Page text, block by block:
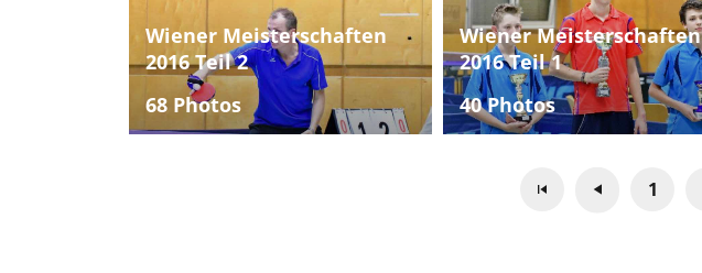
Wiener Meisterschaften
2016 Teil 2
68 Photos
Wiener Meisterschaften
2016 Teil 1
40 Photos
1